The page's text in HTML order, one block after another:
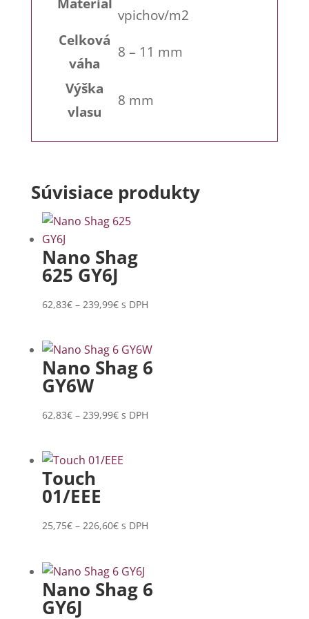
vpichov/m2
Celková
váha
8 – 11 mm
Výška
vlasu
8 mm
Súvisiace produkty
Nano Shag
625 GY6J
62,83€ – 239,99€Price
through
239,99€
s DPH
Nano Shag 6
GY6W
62,83€ – 239,99€Price
through
s DPH
Touch
01/EEE
25,75€ – 226,60€Price
through
226,60€
s DPH
Nano Shag 6
GY6J